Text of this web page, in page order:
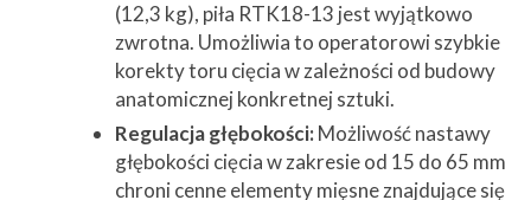
(12,3 kg), piła RTK18-13 jest wyjątkowo
zwrotna. Umożliwia to operatorowi szybkie
korekty toru cięcia w zależności od budowy
anatomicznej konkretnej sztuki.
Regulacja głębokości:Możliwość nastawy
głębokości cięcia w zakresie od 15 do 65 mm
chroni cenne elementy mięsne znajdujące się